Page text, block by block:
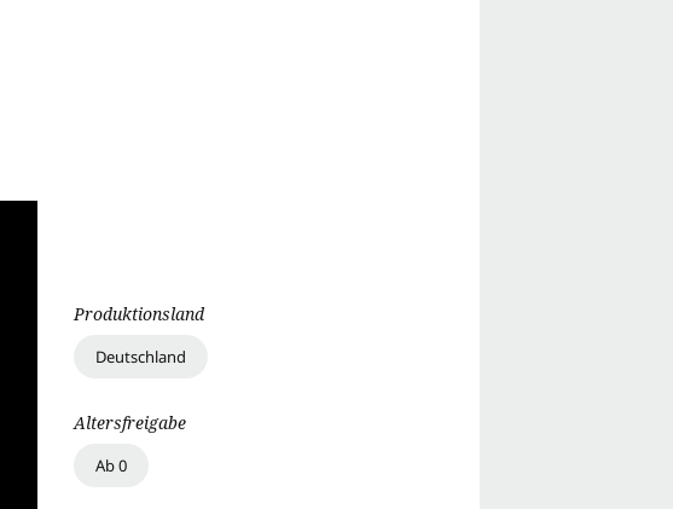
Produktionsland
Deutschland
Altersfreigabe
Ab 0